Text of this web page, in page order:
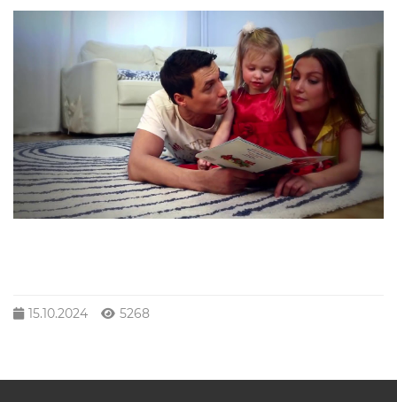
15.10.2024 5268